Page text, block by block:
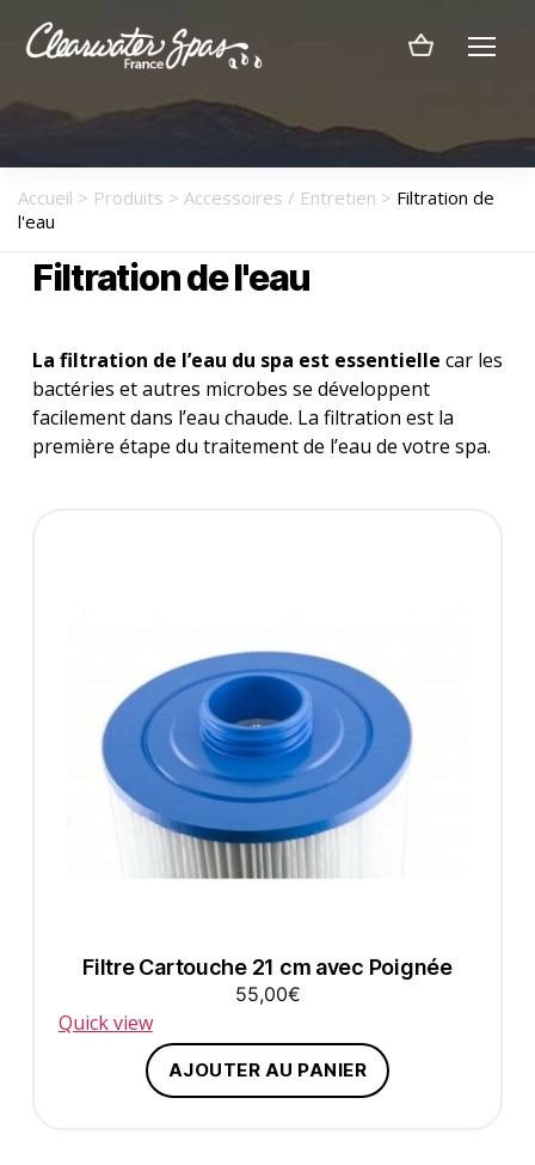
Spas
Accueil > Produits > Accessoires / Entretien > Filtration de
l'eau
Filtration de l'eau
La filtration de l’eau du spa est essentielle car les
bactéries et autres microbes se développent
facilement dans l’eau chaude. La filtration est la
première étape du traitement de l’eau de votre spa.
Filtre Cartouche 21 cm avec Poignée
55,00€
Quick view
AJOUTER AU PANIER